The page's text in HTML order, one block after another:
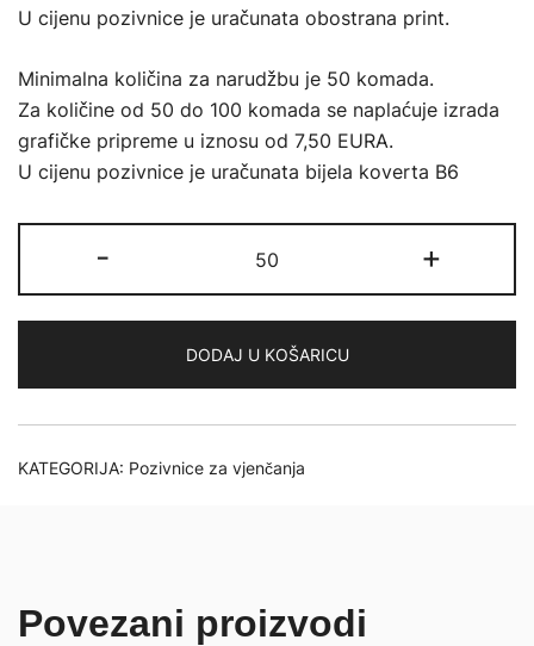
U cijenu pozivnice je uračunata obostrana print.
Minimalna količina za narudžbu je 50 komada.
Za količine od 50 do 100 komada se naplaćuje izrada
grafičke pripreme u iznosu od 7,50 EURA.
U cijenu pozivnice je uračunata bijela koverta B6
-
6864BZ
količina
+
DODAJ U KOŠARICU
KATEGORIJA: Pozivnice za vjenčanja
Povezani proizvodi